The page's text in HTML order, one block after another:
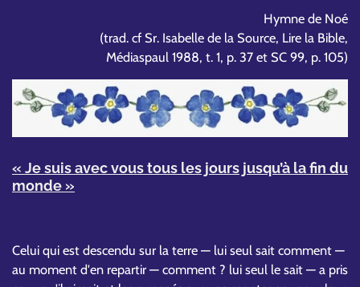
Hymne de Noé
(trad. cf Sr. Isabelle de la Source, Lire la Bible,
Médiaspaul 1988, t. 1, p. 37 et SC 99, p. 105)
« Je suis avec vous tous les jours jusqu’à la fin du
monde »
Celui qui est descendu sur la terre — lui seul sait comment —
au moment d'en repartir — comment ? lui seul le sait — a pris